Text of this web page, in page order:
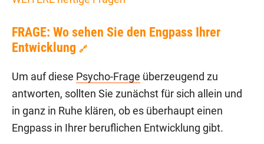
FRAGE: Wo sehen Sie den Engpass Ihrer
Entwicklung 🔗
Um auf diese Psycho-Frage überzeugend zu
antworten, sollten Sie zunächst für sich allein und
in ganz in Ruhe klären, ob es überhaupt einen
Engpass in Ihrer beruflichen Entwicklung gibt.